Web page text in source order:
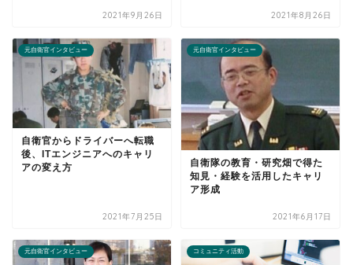
2021年9月26日 2021年8月26日
元自衛官インタビュー
自衛官からドライバーへ転職
後、ITエンジニアへのキャリ
アの変え方
2021年7月25日
元自衛官インタビュー
自衛隊の教育・研究畑で得た
知見・経験を活用したキャリ
ア形成
2021年6月17日
元自衛官インタビュー コミュニティ活動